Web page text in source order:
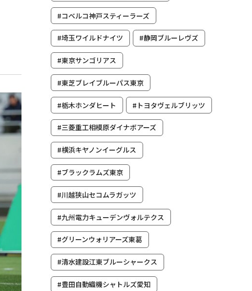
#コベルコ神戸スティーラーズ
#埼玉ワイルドナイツ #静岡ブルーレヴズ
#東京サンゴリアス
#東芝ブレイブルーパス東京
#栃木ホンダヒート #トヨタヴェルブリッツ
#三菱重工相模原ダイナボアーズ
#横浜キヤノンイーグルス
#ブラックラムズ東京
#川越狭山セコムラガッツ
#九州電力キューデンヴォルテクス
#グリーンウォリアーズ東葛
#清水建設江東ブルーシャークス
#豊田自動織機シャトルズ愛知